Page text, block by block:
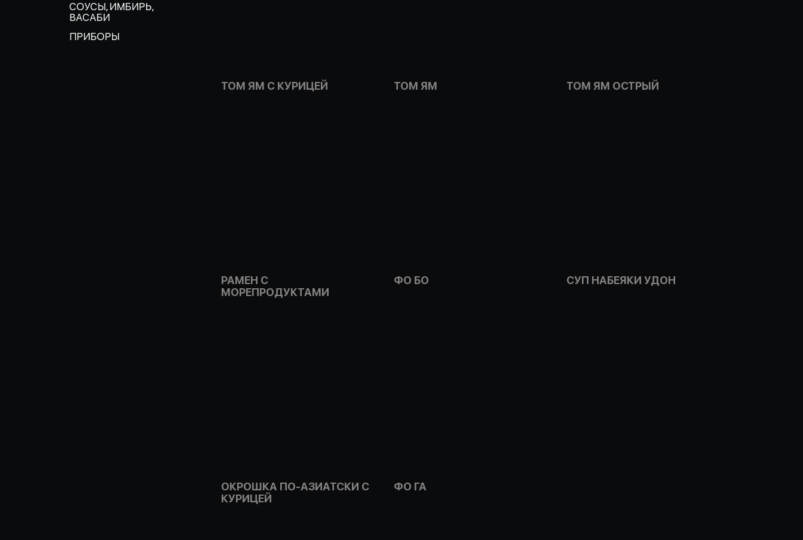
СОУСЫ, ИМБИРЬ,
ВАСАБИ
ПРИБОРЫ
ТОМ ЯМ С КУРИЦЕЙ ТОМ ЯМ ТОМ ЯМ ОСТРЫЙ
РАМЕН С
МОРЕПРОДУКТАМИ
ФО БО СУП НАБЕЯКИ УДОН
ОКРОШКА ПО-АЗИАТСКИ С
КУРИЦЕЙ
ФО ГА